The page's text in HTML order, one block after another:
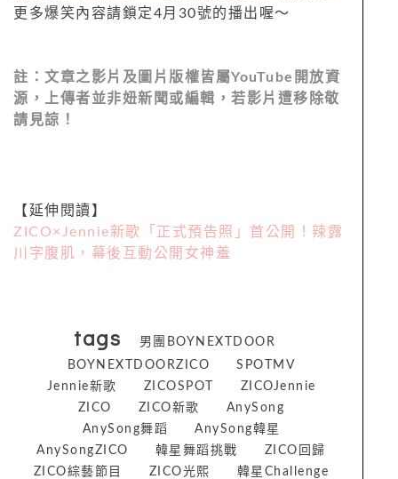
更多爆笑內容請鎖定4月30號的播出喔～
註：文章之影片及圖片版權皆屬YouTube 開放資
源，上傳者並非妞新聞或編輯，若影片遭移除敬
請見諒！
【延伸閱讀】
ZICO×Jennie新歌「正式預告照」首公開！辣露
川字腹肌，幕後互動公開女神羞
tags
男團BOYNEXTDOOR
BOYNEXTDOORZICO
SPOTMV
Jennie新歌
ZICOSPOT
ZICOJennie
ZICO
ZICO新歌
AnySong
AnySong舞蹈
AnySong韓星
AnySongZICO
韓星舞蹈挑戰
ZICO回歸
ZICO綜藝節目
ZICO光熙 韓星Challenge